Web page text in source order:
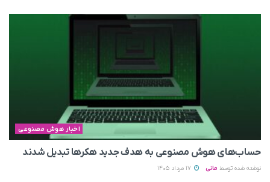
اخبار هوش مصنوعی
حساب‌های هوش مصنوعی به هدف جدید هکرها تبدیل شدند
نوشته شده توسط مانی